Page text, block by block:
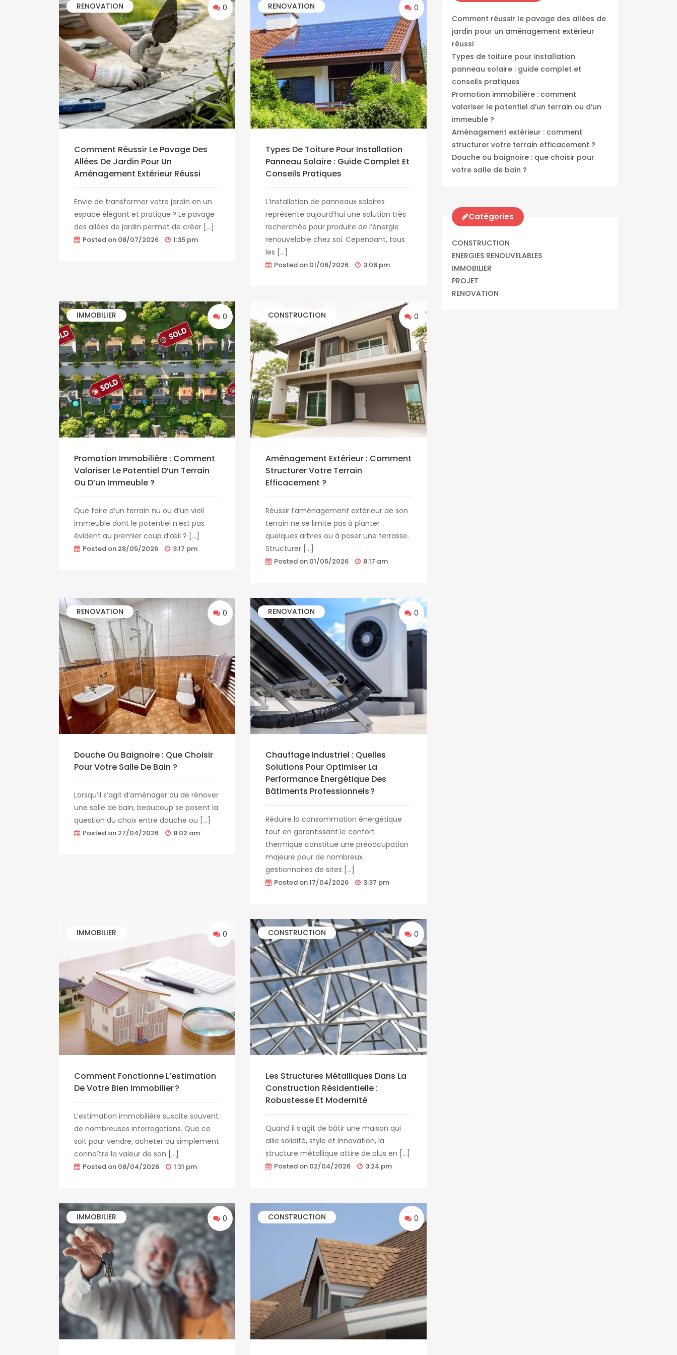
RENOVATION 0
Comment Réussir Le Pavage Des
Allées De Jardin Pour Un
Aménagement Extérieur Réussi
Envie de transformer votre jardin en un
espace élégant et pratique ? Le pavage
des allées de jardin permet de créer […]
Posted on 08/07/2026 1:35 pm
RENOVATION 0
Types De Toiture Pour Installation
Panneau Solaire : Guide Complet Et
Conseils Pratiques
L’installation de panneaux solaires
représente aujourd’hui une solution très
recherchée pour produire de l’énergie
renouvelable chez soi. Cependant, tous
les […]
Posted on 01/06/2026 3:06 pm
IMMOBILIER 0
Promotion Immobilière : Comment
Valoriser Le Potentiel D’un Terrain
Ou D’un Immeuble ?
Que faire d’un terrain nu ou d’un vieil
immeuble dont le potentiel n’est pas
évident au premier coup d’œil ? […]
Posted on 28/05/2026 3:17 pm
CONSTRUCTION 0
Aménagement Extérieur : Comment
Structurer Votre Terrain
Efficacement ?
Réussir l’aménagement extérieur de son
terrain ne se limite pas à planter
quelques arbres ou à poser une terrasse.
Structurer […]
Posted on 01/05/2026 8:17 am
RENOVATION 0
Douche Ou Baignoire : Que Choisir
Pour Votre Salle De Bain ?
Lorsqu’il s’agit d’aménager ou de rénover
une salle de bain, beaucoup se posent la
question du choix entre douche ou […]
Posted on 27/04/2026 8:02 am
RENOVATION 0
Chauffage Industriel : Quelles
Solutions Pour Optimiser La
Performance Énergétique Des
Bâtiments Professionnels ?
Réduire la consommation énergétique
tout en garantissant le confort
thermique constitue une préoccupation
majeure pour de nombreux
gestionnaires de sites […]
Posted on17/04/2026 3:37 pm
IMMOBILIER 0
Comment Fonctionne L’estimation
De Votre Bien Immobilier ?
L’estimation immobilière suscite souvent
de nombreuses interrogations. Que ce
soit pour vendre, acheter ou simplement
connaître la valeur de son […]
Posted on 08/04/2026 1:31 pm
CONSTRUCTION 0
Les Structures Métalliques Dans La
Construction Résidentielle :
Robustesse Et Modernité
Quand il s’agit de bâtir une maison qui
allie solidité, style et innovation, la
structure métallique attire de plus en […]
Posted on 02/04/2026 3:24 pm
IMMOBILIER 0 CONSTRUCTION 0
Comment réussir le pavage des allées de
jardin pour un aménagement extérieur
réussi
Types de toiture pour installation
panneau solaire : guide complet et
conseils pratiques
Promotion immobilière : comment
valoriser le potentiel d’un terrain ou d’un
immeuble ?
Aménagement extérieur : comment
structurer votre terrain efficacement ?
Douche ou baignoire : que choisir pour
votre salle de bain ?
Catégories
CONSTRUCTION
ENERGIES RENOUVELABLES
IMMOBILIER
PROJET
RENOVATION